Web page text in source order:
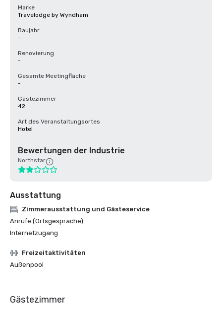
Marke
Travelodge by Wyndham
Baujahr
-
Renovierung
-
Gesamte Meetingfläche
-
Gästezimmer
42
Art des Veranstaltungsortes
Hotel
Bewertungen der Industrie
Northstar
Ausstattung
Zimmerausstattung und Gästeservice
Anrufe (Ortsgespräche)
Internetzugang
Freizeitaktivitäten
Außenpool
Gästezimmer